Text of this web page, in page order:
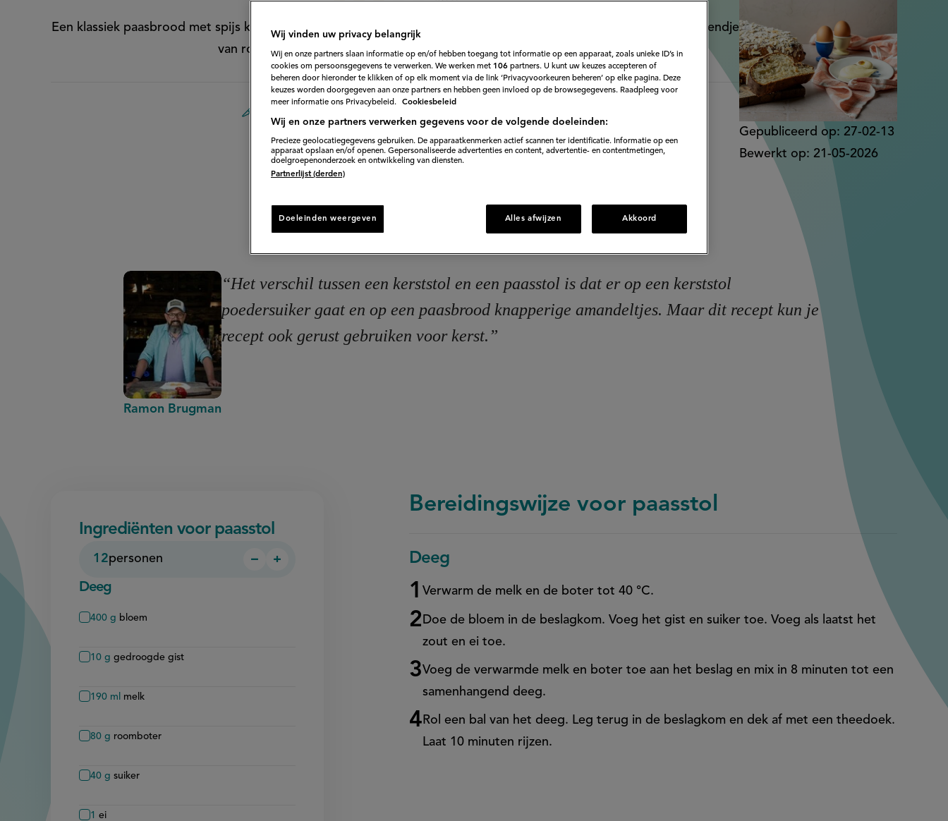
'
Een klassiek paasbrood met spijs kan niet ontbreken op tafel tijdens Pasen. Maak 'm dit jaar vers én maak er een eendje
van roomboter bij om jezelf en je tafelgenoten te verwennen.
Direct naar recept
Gepubliceerd op: 27-02-13
Bewerkt op: 21-05-2026
Ramon Brugman
“Het verschil tussen een kerststol en een paasstol is dat er op een kerststol
poedersuiker gaat en op een paasbrood knapperige amandeltjes. Maar dit recept kun je
recept ook gerust gebruiken voor kerst.”
Ingrediënten voor paasstol
12personen
Persoon
−
Persoon
+
Deeg
400 g bloem
10 g gedroogde gist
190 ml melk
80 g roomboter
40 g suiker
1 ei
Bereidingswijze voor paasstol
Deeg
Verwarm de melk en de boter tot 40 °C.
Doe de bloem in de beslagkom. Voeg het gist en suiker toe. Voeg als laatst het
zout en ei toe.
Voeg de verwarmde melk en boter toe aan het beslag en mix in 8 minuten tot een
samenhangend deeg.
Rol een bal van het deeg. Leg terug in de beslagkom en dek af met een theedoek.
Laat 10 minuten rijzen.
Wij vinden uw privacy belangrijk
Wij en onze partners slaan informatie op en/of hebben toegang tot informatie op een apparaat, zoals unieke ID’s in
cookies om persoonsgegevens te verwerken. We werken met 106 partners. U kunt uw keuzes accepteren of
beheren door hieronder te klikken of op elk moment via de link ‘Privacyvoorkeuren beheren’ op elke pagina. Deze
keuzes worden doorgegeven aan onze partners en hebben geen invloed op de browsegegevens. Raadpleeg voor
meer informatie ons Privacybeleid.
Cookiesbeleid
Wij en onze partners verwerken gegevens voor de volgende doeleinden:
Precieze geolocatiegegevens gebruiken. De apparaatkenmerken actief scannen ter identificatie. Informatie op een
apparaat opslaan en/of openen. Gepersonaliseerde advertenties en content, advertentie- en contentmetingen,
doelgroepenonderzoek en ontwikkeling van diensten.
Partnerlijst (derden)
Doeleinden weergeven Alles afwijzen Akkoord